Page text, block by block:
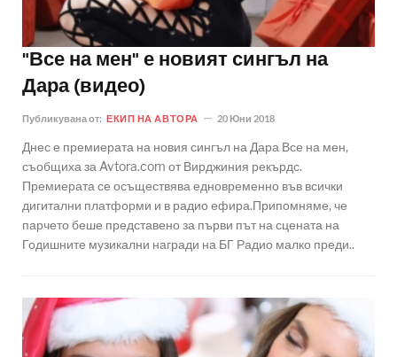
"Все на мен" е новият сингъл на
Дара (видео)
Публикувана от: ЕКИП НА АВТОРА 20 Юни 2018
Днес е премиерата на новия сингъл на Дара Все на мен,
съобщиха за Avtora.com от Вирджиния рекърдс.
Премиерата се осъществява едновременно във всички
дигитални платформи и в радио ефира.Припомняме, че
парчето беше представено за първи път на сцената на
Годишните музикални награди на БГ Радио малко преди..